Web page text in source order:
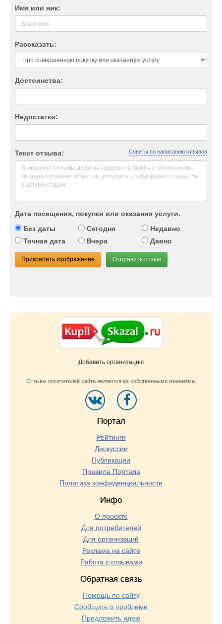
Имя или ник:
Рассказать:
Достоинства:
Недостатки:
Текст отзыва: Советы по написанию отзывов
Дата посещения, покупки или оказания услуги.
Без даты
Сегодня
Недавно
Точная дата
Вчера Давно
Прикрепить изображение Отправить отзыв
Добавить организацию
Отзывы посетителей сайта являются их собственными мнениями.
Портал
Рейтинги
Дискуссии
Публикации
Правила Портала
Политика конфиденциальности
Инфо
О проекте
Для потребителей
Для организаций
Реклама на сайте
Работа с отзывами
Обратная связь
Помощь по сайту
Сообщить о проблеме
Предложить идею